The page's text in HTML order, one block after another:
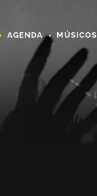
AGENDA MÚSICOS